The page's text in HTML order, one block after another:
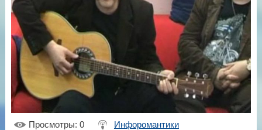
Просмотры: 0 Инфоромантики